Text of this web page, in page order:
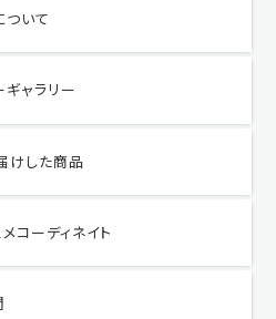
ついて
ャラリー
けした商品
コーディネイト